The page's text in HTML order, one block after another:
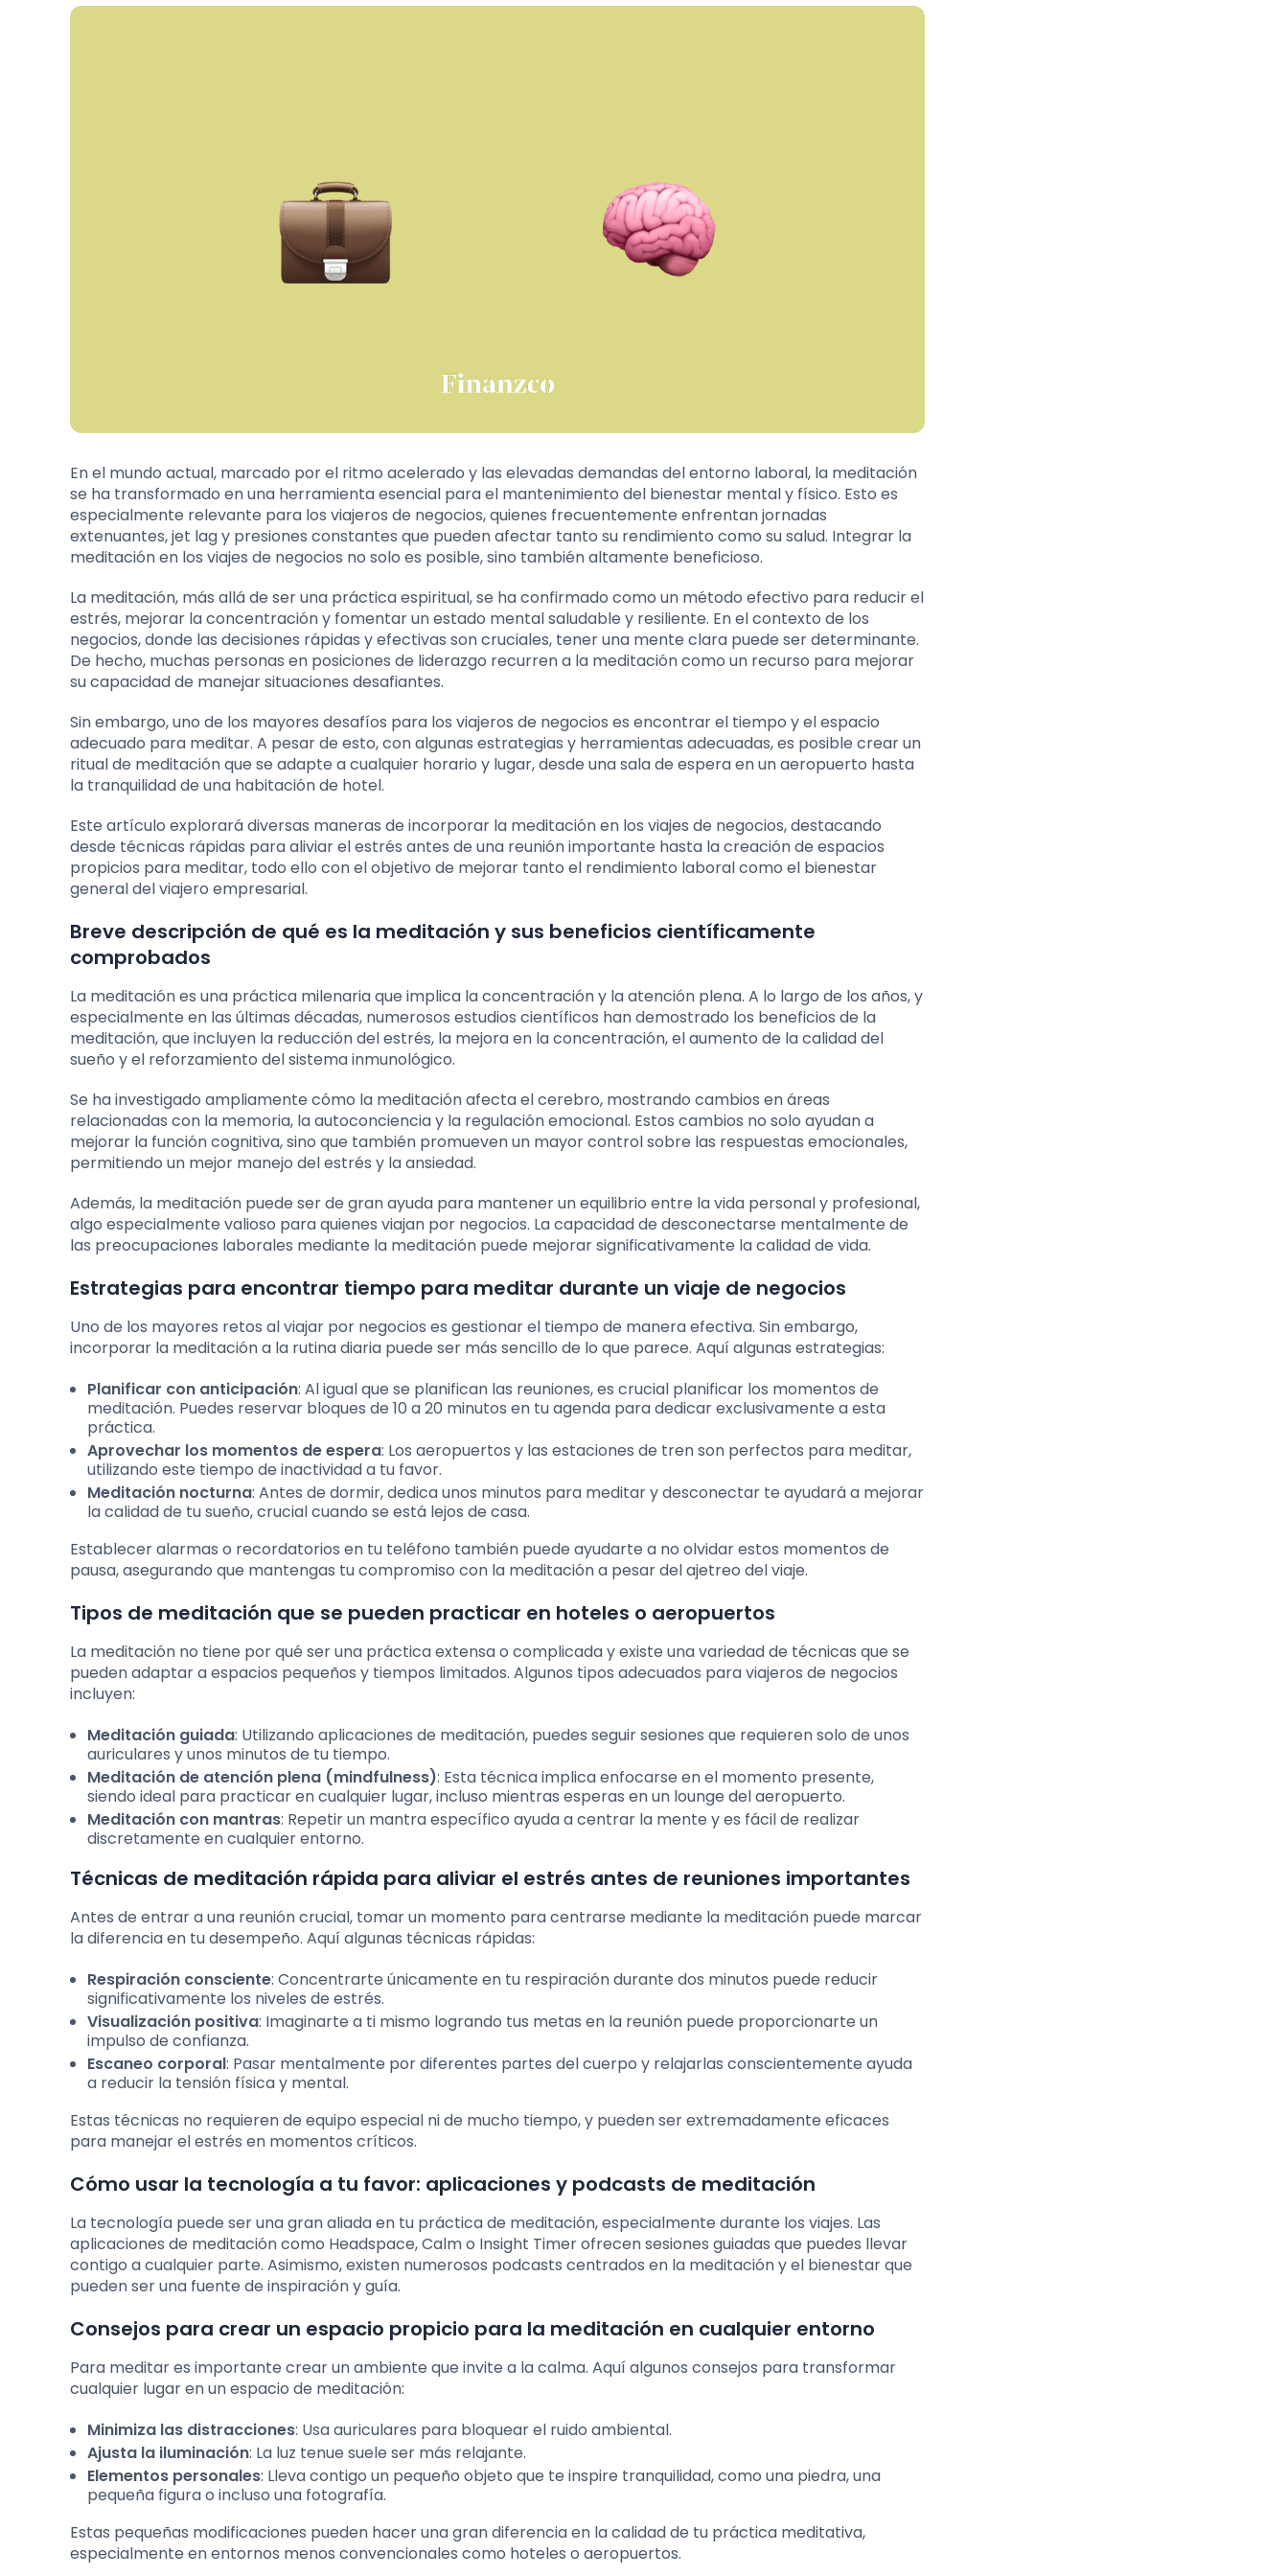
En el mundo actual, marcado por el ritmo acelerado y las elevadas demandas del entorno laboral, la meditación
se ha transformado en una herramienta esencial para el mantenimiento del bienestar mental y físico. Esto es
especialmente relevante para los viajeros de negocios, quienes frecuentemente enfrentan jornadas
extenuantes, jet lag y presiones constantes que pueden afectar tanto su rendimiento como su salud. Integrar la
meditación en los viajes de negocios no solo es posible, sino también altamente beneficioso.
La meditación, más allá de ser una práctica espiritual, se ha confirmado como un método efectivo para reducir el
estrés, mejorar la concentración y fomentar un estado mental saludable y resiliente. En el contexto de los
negocios, donde las decisiones rápidas y efectivas son cruciales, tener una mente clara puede ser determinante.
De hecho, muchas personas en posiciones de liderazgo recurren a la meditación como un recurso para mejorar
su capacidad de manejar situaciones desafiantes.
Sin embargo, uno de los mayores desafíos para los viajeros de negocios es encontrar el tiempo y el espacio
adecuado para meditar. A pesar de esto, con algunas estrategias y herramientas adecuadas, es posible crear un
ritual de meditación que se adapte a cualquier horario y lugar, desde una sala de espera en un aeropuerto hasta
la tranquilidad de una habitación de hotel.
Este artículo explorará diversas maneras de incorporar la meditación en los viajes de negocios, destacando
desde técnicas rápidas para aliviar el estrés antes de una reunión importante hasta la creación de espacios
propicios para meditar, todo ello con el objetivo de mejorar tanto el rendimiento laboral como el bienestar
general del viajero empresarial.
Breve descripción de qué es la meditación y sus beneficios científicamente
comprobados
La meditación es una práctica milenaria que implica la concentración y la atención plena. A lo largo de los años, y
especialmente en las últimas décadas, numerosos estudios científicos han demostrado los beneficios de la
meditación, que incluyen la reducción del estrés, la mejora en la concentración, el aumento de la calidad del
sueño y el reforzamiento del sistema inmunológico.
Se ha investigado ampliamente cómo la meditación afecta el cerebro, mostrando cambios en áreas
relacionadas con la memoria, la autoconciencia y la regulación emocional. Estos cambios no solo ayudan a
mejorar la función cognitiva, sino que también promueven un mayor control sobre las respuestas emocionales,
permitiendo un mejor manejo del estrés y la ansiedad.
Además, la meditación puede ser de gran ayuda para mantener un equilibrio entre la vida personal y profesional,
algo especialmente valioso para quienes viajan por negocios. La capacidad de desconectarse mentalmente de
las preocupaciones laborales mediante la meditación puede mejorar significativamente la calidad de vida.
Estrategias para encontrar tiempo para meditar durante un viaje de negocios
Uno de los mayores retos al viajar por negocios es gestionar el tiempo de manera efectiva. Sin embargo,
incorporar la meditación a la rutina diaria puede ser más sencillo de lo que parece. Aquí algunas estrategias:
Planificar con anticipación: Al igual que se planifican las reuniones, es crucial planificar los momentos de
meditación. Puedes reservar bloques de 10 a 20 minutos en tu agenda para dedicar exclusivamente a esta
práctica.
Aprovechar los momentos de espera: Los aeropuertos y las estaciones de tren son perfectos para meditar,
utilizando este tiempo de inactividad a tu favor.
Meditación nocturna: Antes de dormir, dedica unos minutos para meditar y desconectar te ayudará a mejorar
la calidad de tu sueño, crucial cuando se está lejos de casa.
Establecer alarmas o recordatorios en tu teléfono también puede ayudarte a no olvidar estos momentos de
pausa, asegurando que mantengas tu compromiso con la meditación a pesar del ajetreo del viaje.
Tipos de meditación que se pueden practicar en hoteles o aeropuertos
La meditación no tiene por qué ser una práctica extensa o complicada y existe una variedad de técnicas que se
pueden adaptar a espacios pequeños y tiempos limitados. Algunos tipos adecuados para viajeros de negocios
incluyen:
Meditación guiada: Utilizando aplicaciones de meditación, puedes seguir sesiones que requieren solo de unos
auriculares y unos minutos de tu tiempo.
Meditación de atención plena (mindfulness): Esta técnica implica enfocarse en el momento presente,
siendo ideal para practicar en cualquier lugar, incluso mientras esperas en un lounge del aeropuerto.
Meditación con mantras: Repetir un mantra específico ayuda a centrar la mente y es fácil de realizar
discretamente en cualquier entorno.
Técnicas de meditación rápida para aliviar el estrés antes de reuniones importantes
Antes de entrar a una reunión crucial, tomar un momento para centrarse mediante la meditación puede marcar
la diferencia en tu desempeño. Aquí algunas técnicas rápidas:
Respiración consciente: Concentrarte únicamente en tu respiración durante dos minutos puede reducir
significativamente los niveles de estrés.
Visualización positiva: Imaginarte a ti mismo logrando tus metas en la reunión puede proporcionarte un
impulso de confianza.
Escaneo corporal: Pasar mentalmente por diferentes partes del cuerpo y relajarlas conscientemente ayuda
a reducir la tensión física y mental.
Estas técnicas no requieren de equipo especial ni de mucho tiempo, y pueden ser extremadamente eficaces
para manejar el estrés en momentos críticos.
Cómo usar la tecnología a tu favor: aplicaciones y podcasts de meditación
La tecnología puede ser una gran aliada en tu práctica de meditación, especialmente durante los viajes. Las
aplicaciones de meditación como Headspace, Calm o Insight Timer ofrecen sesiones guiadas que puedes llevar
contigo a cualquier parte. Asimismo, existen numerosos podcasts centrados en la meditación y el bienestar que
pueden ser una fuente de inspiración y guía.
Consejos para crear un espacio propicio para la meditación en cualquier entorno
Para meditar es importante crear un ambiente que invite a la calma. Aquí algunos consejos para transformar
cualquier lugar en un espacio de meditación:
Minimiza las distracciones: Usa auriculares para bloquear el ruido ambiental.
Ajusta la iluminación: La luz tenue suele ser más relajante.
Elementos personales: Lleva contigo un pequeño objeto que te inspire tranquilidad, como una piedra, una
pequeña figura o incluso una fotografía.
Estas pequeñas modificaciones pueden hacer una gran diferencia en la calidad de tu práctica meditativa,
especialmente en entornos menos convencionales como hoteles o aeropuertos.